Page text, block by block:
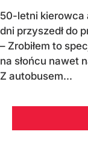
50-letni kierowca
dni przyszedł do
– Zrobiłem to
na słońcu nawet
Z autobusem...